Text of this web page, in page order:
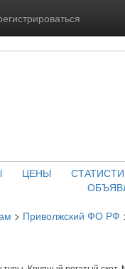
ЦЕНЫ
> Приволжский ФО РФ